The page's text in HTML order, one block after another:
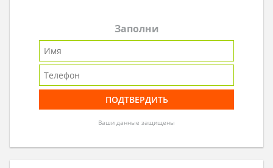
Заполни
Ваши данные защищены